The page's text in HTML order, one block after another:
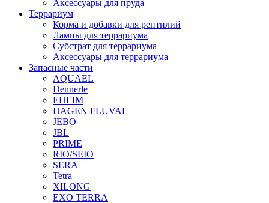
Аксессуары для пруда
Террариум
Корма и добавки для рептилий
Лампы для террариума
Субстрат для террариума
Аксессуары для террариума
Запасные части
AQUAEL
Dennerle
EHEIM
HAGEN FLUVAL
JEBO
JBL
PRIME
RIO/SEIO
SERA
Tetra
XILONG
EXO TERRA